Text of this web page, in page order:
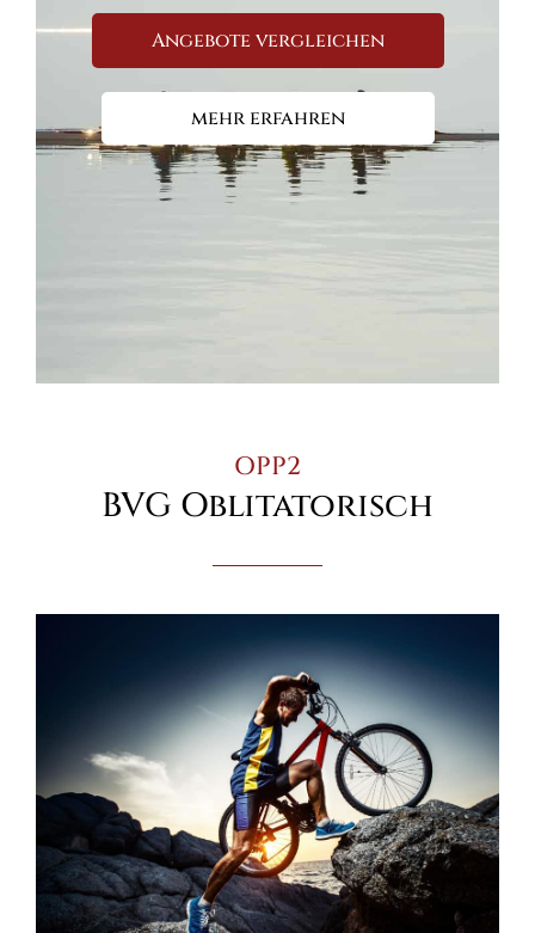
Angebote vergleichen
mehr erfahren
OPP2
BVG Oblitatorisch